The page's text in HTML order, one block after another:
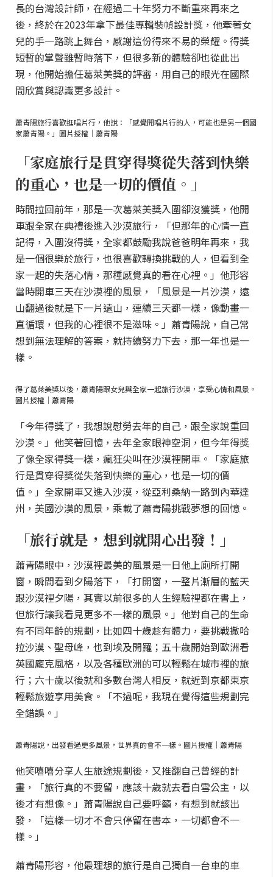
長的台灣設計師，在經過二十年努力不斷重來再來之
後，終於在2023年拿下最佳專輯裝幀設計獎，他牽著女
兒的手一路跳上舞台，感謝這份得來不易的榮耀。得獎
短暫的掌聲雖暫時落下，但很多新的體驗卻也從此出
現，他開始擔任葛萊美獎的評審，用自己的眼光在國際
間欣賞與認識更多設計。
蕭青陽旅行喜歡逛唱片行，他說：「感覺開唱片行的人，可能也是另一個國
家蕭青陽。」圖片授權｜蕭青陽
「家庭旅行是貫穿得獎從失落到快樂
的重心，也是一切的價值。」
時間拉回前年，那是一次葛萊美獎入圍卻沒獲獎，他開
車跟全家在典禮後進入沙漠旅行，「但那年的心情一直
記得，入圍沒得獎，全家都鼓勵我說爸爸明年再來，我
是一個很樂於旅行，也很喜歡轉換挑戰的人，但看到全
家一起的失落心情，那種感覺真的看在心裡。」他形容
當時開車三天在沙漠裡的風景，「風景是一片沙漠，遠
山翻過後就是下一片遠山，連續三天都一樣，像動畫一
直循環，但我的心裡很不是滋味。」蕭青陽說，自己常
想到無法理解的答案，就持續努力下去，那一年也是一
樣。
得了葛萊美獎以後，蕭青陽跟女兒與全家一起旅行沙漠，享受心情和風景。
圖片授權｜蕭青陽
「今年得獎了，我想說慰勞去年的自己，跟全家說重回
沙漠。」他笑著回憶，去年全家眼神空洞，但今年得獎
了像全家得獎一樣，瘋狂尖叫在沙漠裡開車。「家庭旅
行是貫穿得獎從失落到快樂的重心，也是一切的價
值。」全家開車又進入沙漠，從亞利桑納一路到內華達
州，美國沙漠的風景，乘載了蕭青陽挑戰夢想的回憶。
「旅行就是，想到就開心出發！」
蕭青陽眼中，沙漠裡最美的風景是一日他上廁所打開
窗，瞬間看到夕陽落下，「打開窗，一整片漸層的藍天
跟沙漠裡夕陽，其實以前很多的人生經驗裡都在書上，
但旅行讓我看見更多不一樣的風景。」他對自己的生命
有不同年齡的規劃，比如四十歲趁有體力，要挑戰撒哈
拉沙漠、聖母峰，也到埃及開羅；五十歲開始到歐洲看
英國龐克風格，以及各種歐洲的可以輕鬆在城市裡的旅
行；六十歲以後就和多數台灣人相反，就近到京都東京
輕鬆旅遊享用美食。「不過呢，我現在覺得這些規劃完
全錯誤。」
蕭青陽說，出發看過更多風景，世界真的會不一樣。圖片授權｜蕭青陽
他笑嘻嘻分享人生旅途規劃後，又推翻自己曾經的計
畫，「旅行真的不要留，應該十歲就去看白雪公主，以
後才有想像。」蕭青陽說自己要呼籲，有想到就該出
發，「這樣一切才不會只停留在書本，一切都會不一
樣。」
蕭青陽形容，他最理想的旅行是自己獨自一台車的車